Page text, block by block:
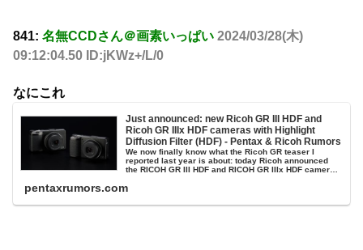
841: 名無CCDさん＠画素いっぱい 2024/03/28(木)
09:12:04.50 ID:jKWz+/L/0
なにこれ
Just announced: new Ricoh GR III HDF and
Ricoh GR IIIx HDF cameras with Highlight
Diffusion Filter (HDF) - Pentax & Ricoh Rumors
We now finally know what the Ricoh GR teaser I
reported last year is about: today Ricoh announced
the RICOH GR III HDF and RICOH GR IIIx HDF cameras
pentaxrumors.com